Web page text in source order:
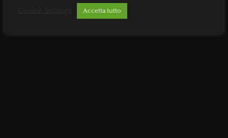
Accetta tutto